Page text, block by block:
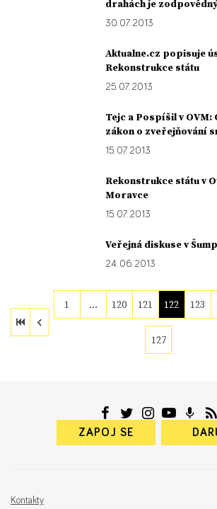
drahách je
30. 07. 2013
Aktualne.cz popisuje
Rekonstrukce státu
25. 07. 2013
Tejc a Pospíšil v OVM:
zákon o zveřejňování
15. 07. 2013
Rekonstrukce státu v
Moravce
15. 07. 2013
Veřejná diskuse v
24. 06. 2013
1 … 120 121 122 123
127
ZAPOJ SE
Kontakty